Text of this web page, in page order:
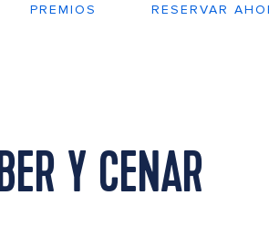
PREMIOS RESERVAR
Y CENAR